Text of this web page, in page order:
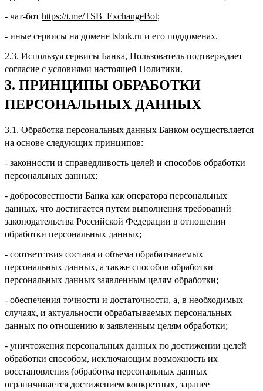
- чат-бот https://t.me/TSB_ExchangeBot;
- иные сервисы на домене tsbnk.ru и его поддоменах.
2.3. Используя сервисы Банка, Пользователь подтверждает
согласие с условиями настоящей Политики.
3. ПРИНЦИПЫ ОБРАБОТКИ
ПЕРСОНАЛЬНЫХ ДАННЫХ
3.1. Обработка персональных данных Банком осуществляется
на основе следующих принципов:
- законности и справедливость целей и способов обработки
персональных данных;
- добросовестности Банка как оператора персональных
данных, что достигается путем выполнения требований
законодательства Российской Федерации в отношении
обработки персональных данных;
- соответствия состава и объема обрабатываемых
персональных данных, а также способов обработки
персональных данных заявленным целям обработки;
- обеспечения точности и достаточности, а, в необходимых
случаях, и актуальности обрабатываемых персональных
данных по отношению к заявленным целям обработки;
- уничтожения персональных данных по достижении целей
обработки способом, исключающим возможность их
восстановления (обработка персональных данных
ограничивается достижением конкретных, заранее